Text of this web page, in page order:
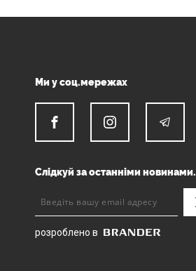
Ми у соц.мережах
Слідкуй за останніми новинами.
розроблено в